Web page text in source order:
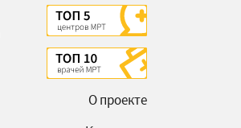
О проекте